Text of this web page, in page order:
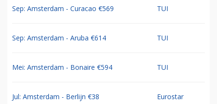
Sep: Amsterdam - Curacao €569 TUI
Sep: Amsterdam - Aruba €614 TUI
Mei: Amsterdam - Bonaire €594 TUI
Jul: Amsterdam - Berlijn €38 Eurostar